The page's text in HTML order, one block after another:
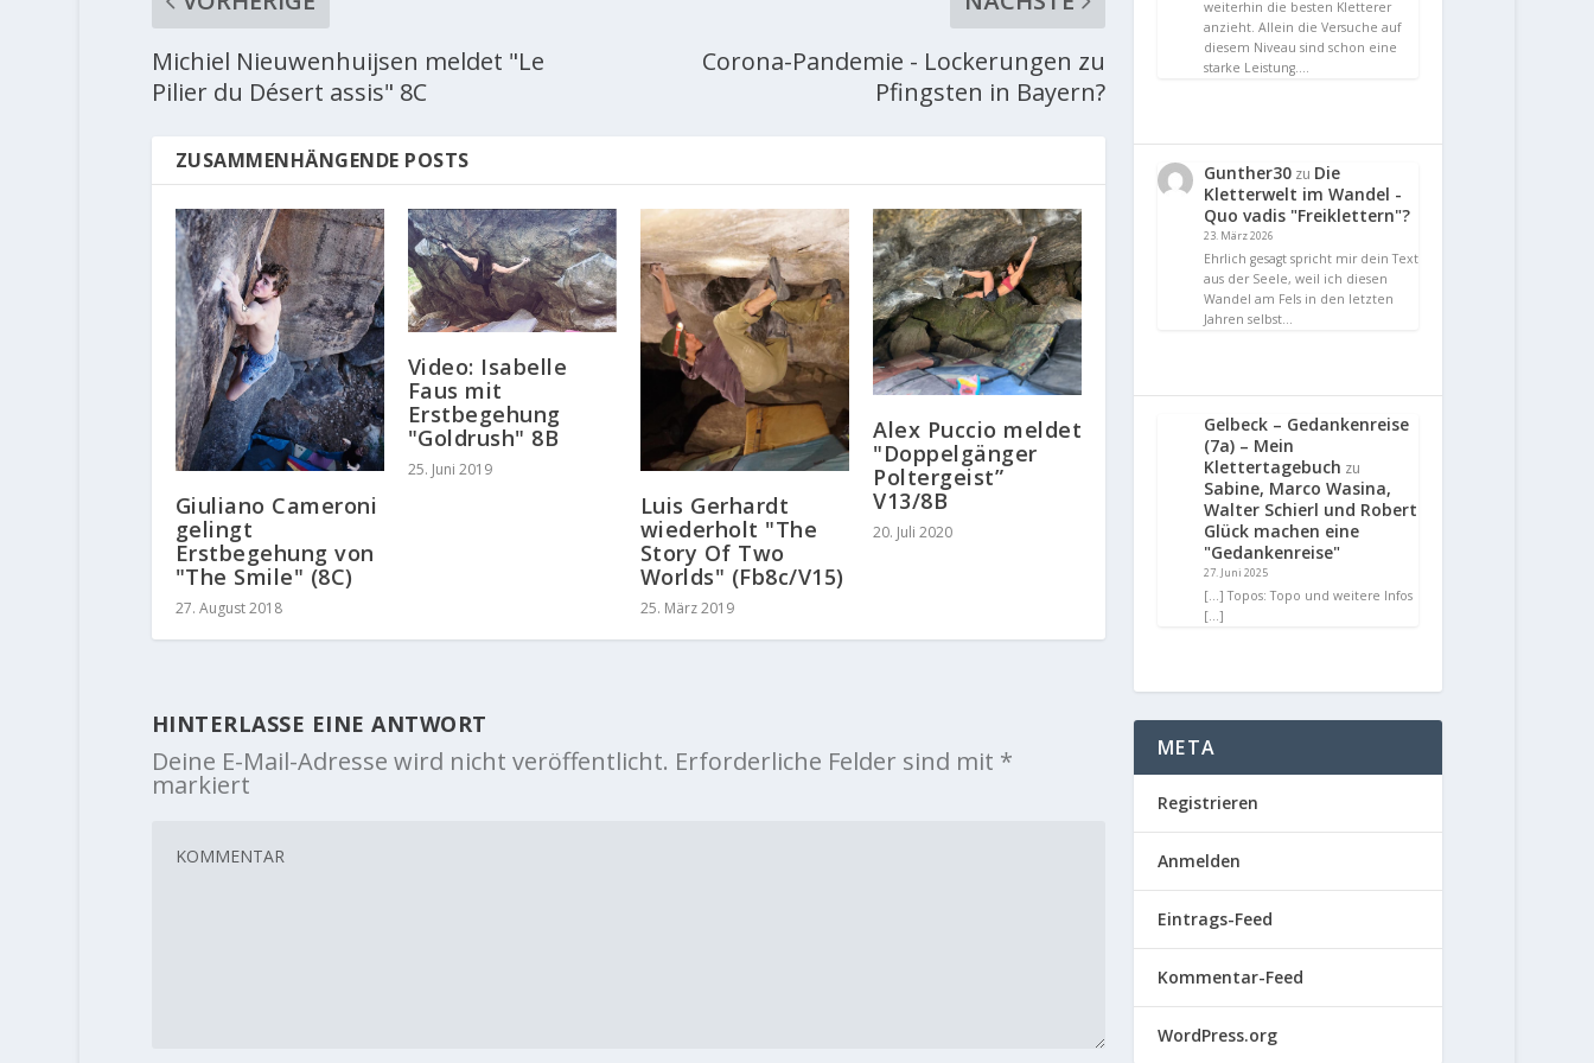
Michiel Nieuwenhuijsen meldet "Le
Pilier du Désert assis" 8C
Corona-Pandemie - Lockerungen zu
Pfingsten in Bayern?
ZUSAMMENHÄNGENDE POSTS
Giuliano Cameroni
gelingt
Erstbegehung von
"The Smile" (8C)
27. August 2018
Video: Isabelle
Faus mit
Erstbegehung
"Goldrush" 8B
25. Juni 2019
Luis Gerhardt
wiederholt "The
Story Of Two
Worlds" (Fb8c/V15)
25. März 2019
Alex Puccio meldet
"Doppelgänger
Poltergeist”
V13/8B
20. Juli 2020
HINTERLASSE EINE ANTWORT
Deine E-Mail-Adresse wird nicht veröffentlicht. Erforderliche Felder sind mit *
markiert
weiterhin die besten Kletterer
anzieht. Allein die Versuche auf
diesem Niveau sind schon eine
starke Leistung.…
Gunther30 zu Die
Kletterwelt im Wandel -
Quo vadis "Freiklettern"?
23. März 2026
Ehrlich gesagt spricht mir dein Text
aus der Seele, weil ich diesen
Wandel am Fels in den letzten
Jahren selbst…
Gelbeck – Gedankenreise
(7a) – Mein
Klettertagebuch zu
Sabine, Marco Wasina,
Walter Schierl und Robert
Glück machen eine
"Gedankenreise"
27. Juni 2025
[…] Topos: Topo und weitere Infos
[…]
META
Registrieren
Anmelden
Eintrags-Feed
Kommentar-Feed
WordPress.org